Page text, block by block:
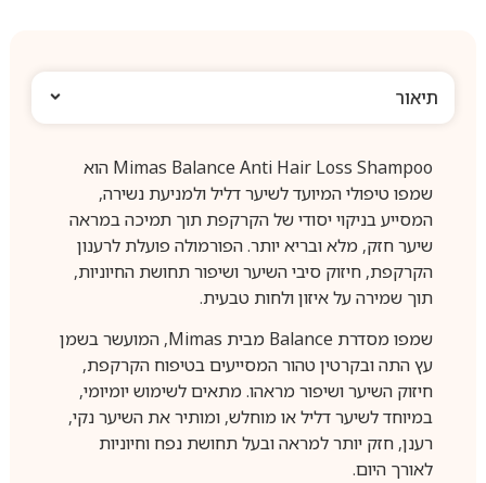
תיאור
Mimas Balance Anti Hair Loss Shampoo הוא
שמפו טיפולי המיועד לשיער דליל ולמניעת נשירה,
המסייע בניקוי יסודי של הקרקפת תוך תמיכה במראה
שיער חזק, מלא ובריא יותר. הפורמולה פועלת לרענון
הקרקפת, חיזוק סיבי השיער ושיפור תחושת החיוניות,
תוך שמירה על איזון ולחות טבעית.
שמפו מסדרת Balance מבית Mimas, המועשר בשמן
עץ התה ובקרטין טהור המסייעים בטיפוח הקרקפת,
חיזוק השיער ושיפור מראהו. מתאים לשימוש יומיומי,
במיוחד לשיער דליל או מוחלש, ומותיר את השיער נקי,
רענן, חזק יותר למראה ובעל תחושת נפח וחיוניות
לאורך היום.